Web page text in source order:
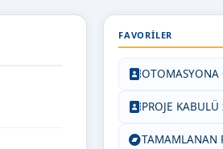
FAVORILER
OTOMASYONA
TAMAMLANAN